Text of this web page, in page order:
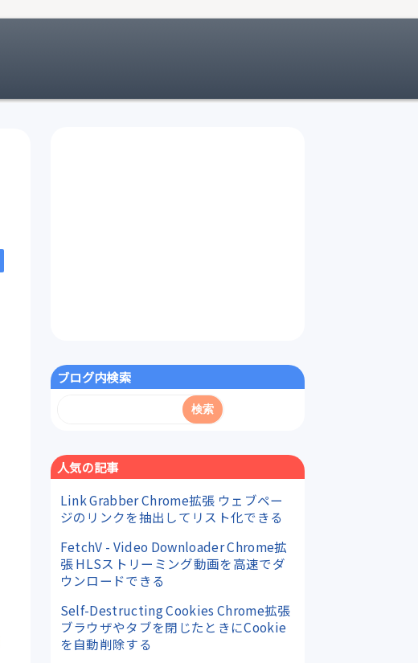
ブログ内検索
人気の記事
Link Grabber Chrome拡張 ウェブペー
ジのリンクを抽出してリスト化できる
FetchV - Video Downloader Chrome拡
張 HLSストリーミング動画を高速でダ
ウンロードできる
Self-Destructing Cookies Chrome拡張
ブラウザやタブを閉じたときにCookie
を自動削除する